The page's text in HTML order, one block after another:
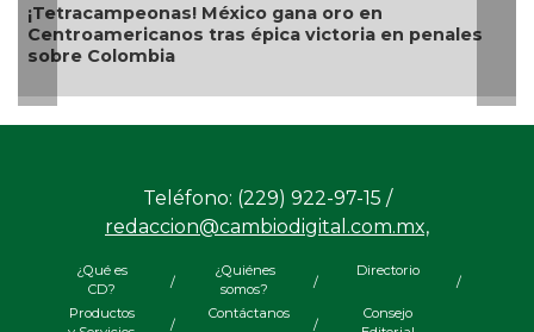
¡Tetracampeonas! México gana oro en
Centroamericanos tras épica victoria en penales
sobre Colombia
Teléfono: (229) 922-97-15 /
redaccion@cambiodigital.com.mx,
¿Qué es
CD?
/
¿Quiénes
somos?
/
Directorio
/
Productos
/
Contáctanos
/
Consejo